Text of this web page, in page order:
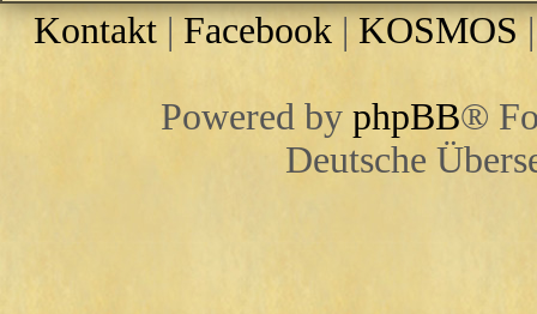
Kontakt|Facebook|KOSMOS
Powered by phpBB®
Deutsche